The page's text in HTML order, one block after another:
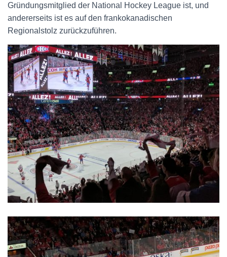
Gründungsmitglied der National Hockey League ist, und
andererseits ist es auf den frankokanadischen
Regionalstolz zurückzuführen.